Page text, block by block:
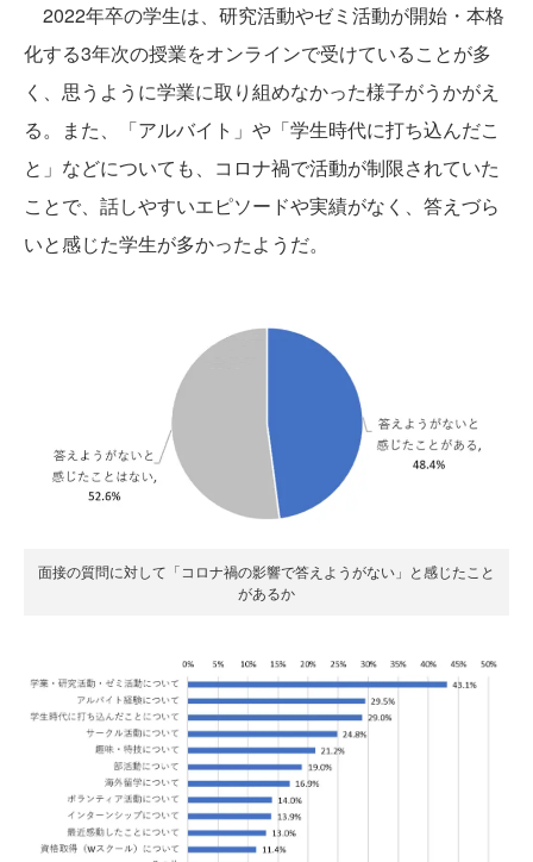
2022年卒の学生は、研究活動やゼミ活動が開始・本格
化する3年次の授業をオンラインで受けていることが多
く、思うように学業に取り組めなかった様子がうかがえ
る。また、「アルバイト」や「学生時代に打ち込んだこ
と」などについても、コロナ禍で活動が制限されていた
ことで、話しやすいエピソードや実績がなく、答えづら
いと感じた学生が多かったようだ。
面接の質問に対して「コロナ禍の影響で答えようがない」と感じたこと
があるか